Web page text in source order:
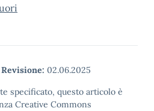
Revisione: 02.06.2025
specificato, questo articolo è
Creative Commons